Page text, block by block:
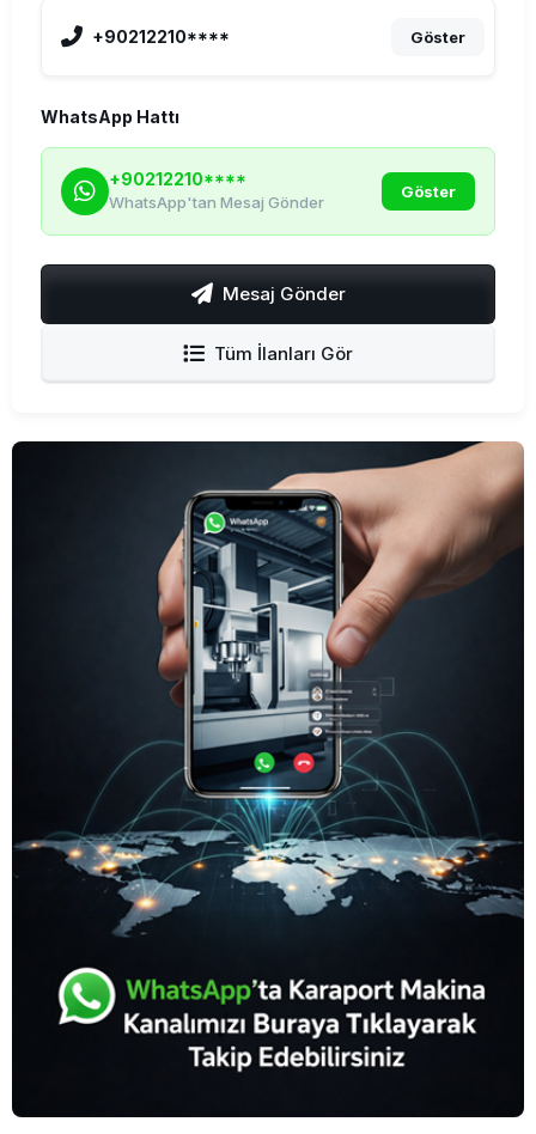
+90212210**** Göster
WhatsApp Hattı
+90212210****
WhatsApp'tan Mesaj Gönder
Göster
Mesaj Gönder
Tüm İlanları Gör